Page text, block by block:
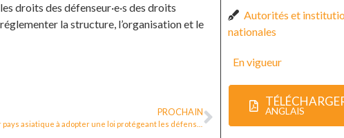
droits des défenseur·e·s des droits
la structure, l’organisation et le
PROCHAIN
Autorités et
nationales
En vigueur
ANGLAIS